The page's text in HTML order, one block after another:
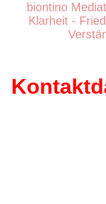
biontino
Klarheit -